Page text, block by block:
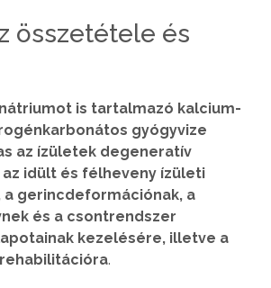
összetétele és
nátriumot is tartalmazó kalcium-
gyógyvize
az ízületek degeneratív
idült és félheveny ízületi
a gerincdeformációnak, a
és a csontrendszer
kezelésére, illetve a
.